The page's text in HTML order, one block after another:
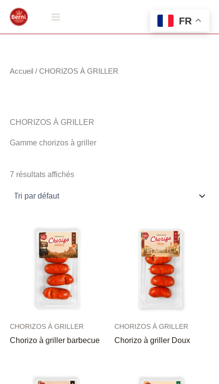
Accueil / CHORIZOS À GRILLER
CHORIZOS À GRILLER
Gamme chorizos à griller
7 résultats affichés
CHORIZOS À GRILLER
Chorizo à griller barbecue
CHORIZOS À GRILLER
Chorizo à griller Doux
FR